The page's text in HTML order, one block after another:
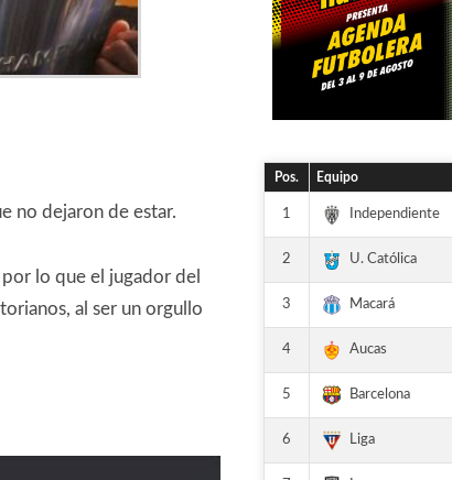
no dejaron de estar.
lo que el jugador del
al ser un orgullo
Pos. Equipo
1 Independiente
2 U. Católica
3 Macará
4 Aucas
5 Barcelona
6 Liga